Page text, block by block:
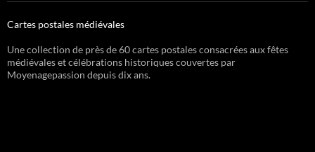
Cartes postales médiévales
Une collection de près de 60 cartes postales consacrées aux fêtes
médiévales et célébrations historiques couvertes par
Moyenagepassion depuis dix ans.